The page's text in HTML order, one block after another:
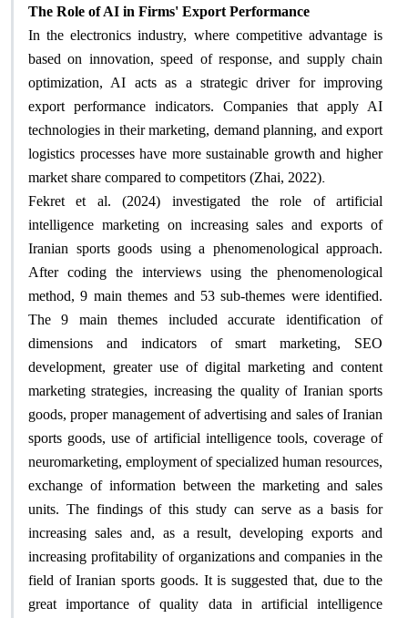
The Role of AI in Firms' Export Performance
In the electronics industry, where competitive advantage is
based on innovation, speed of response, and supply chain
optimization, AI acts as a strategic driver for improving
export performance indicators. Companies that apply AI
technologies in their marketing, demand planning, and export
logistics processes have more sustainable growth and higher
market share compared to competitors (Zhai, 2022).
Fekret et al. (2024) investigated the role of artificial
intelligence marketing on increasing sales and exports of
Iranian sports goods using a phenomenological approach.
After coding the interviews using the phenomenological
method, 9 main themes and 53 sub-themes were identified.
The 9 main themes included accurate identification of
dimensions and indicators of smart marketing, SEO
development, greater use of digital marketing and content
marketing strategies, increasing the quality of Iranian sports
goods, proper management of advertising and sales of Iranian
sports goods, use of artificial intelligence tools, coverage of
neuromarketing, employment of specialized human resources,
exchange of information between the marketing and sales
units. The findings of this study can serve as a basis for
increasing sales and, as a result, developing exports and
increasing profitability of organizations and companies in the
field of Iranian sports goods. It is suggested that, due to the
great importance of quality data in artificial intelligence